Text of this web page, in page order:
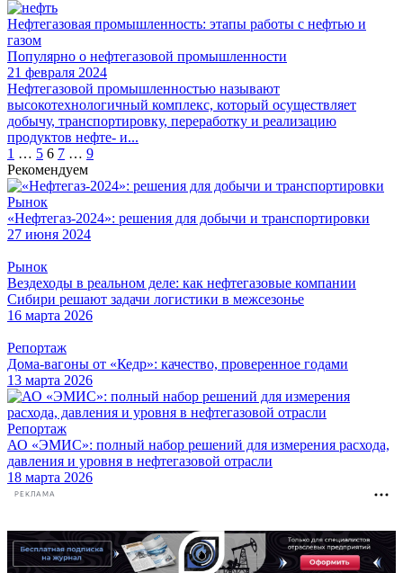
Нефтегазовая промышленность: этапы работы с нефтью и
газом
Популярно о нефтегазовой промышленности
21 февраля 2024
Нефтегазовой промышленностью называют
высокотехнологичный комплекс, который осуществляет
добычу, транспортировку, переработку и реализацию
продуктов нефте- и...
Пагинация
записей
1 … 5 6 7 … 9
Рекомендуем
Рынок
«Нефтегаз-2024»: решения для добычи и транспортировки
27 июня 2024
Рынок
Вездеходы в реальном деле: как нефтегазовые компании
Сибири решают задачи логистики в межсезонье
16 марта 2026
Репортаж
Дома-вагоны от «Кедр»: качество, проверенное годами
13 марта 2026
Репортаж
АО «ЭМИС»: полный набор решений для измерения расхода,
давления и уровня в нефтегазовой отрасли
18 марта 2026
РЕКЛАМА